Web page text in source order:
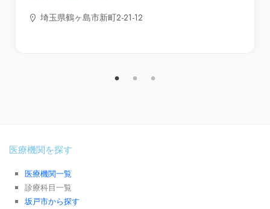
埼玉県鶴ヶ島市新町2-21-12
医療機関を探す
医療機関一覧
診療科目一覧
坂戸市から探す